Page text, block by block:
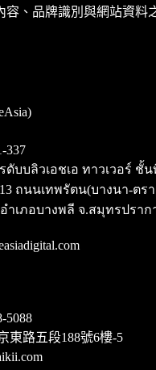
容、品牌識別與網站資料
337
ดับบลิวเอชเอ ทาวเวอร์ ชั้น
ถนนเทพรัตน(บางนา-ตร
ำเภอบางพลี จ.สมุทรปราก
5088
東路五段188號6樓-5